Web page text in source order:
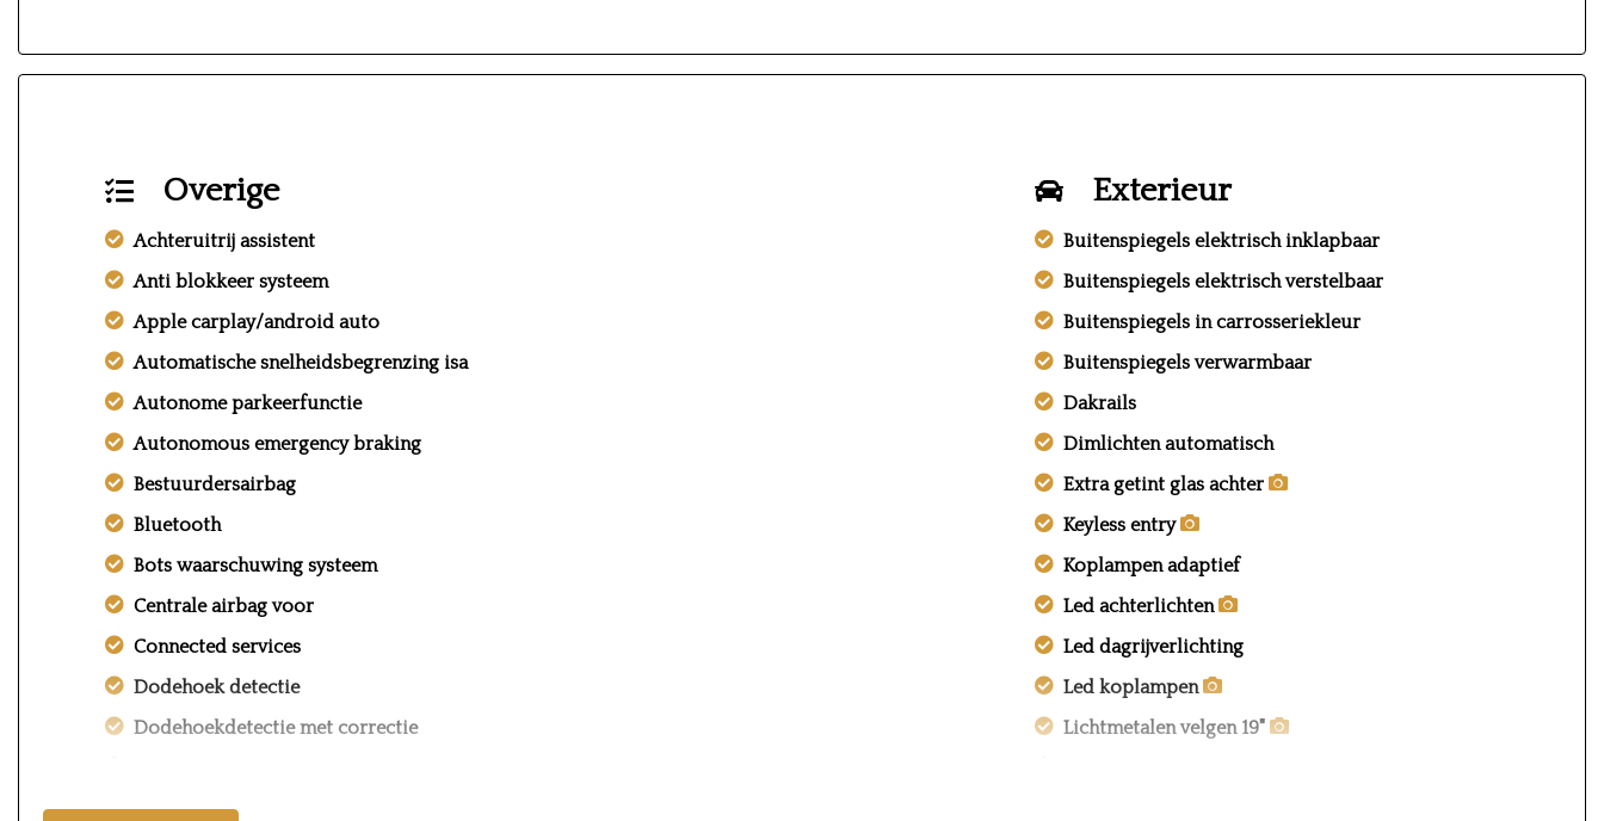
Overige
Achteruitrij assistent
Anti blokkeer systeem
Apple carplay/android auto
Automatische snelheidsbegrenzing isa
Autonome parkeerfunctie
Autonomous emergency braking
Bestuurdersairbag
Bluetooth
Bots waarschuwing systeem
Centrale airbag voor
Connected services
Dodehoek detectie
Dodehoekdetectie met correctie
Elektrisch bedienbare achterklep met sensorsturing
Exterieur
Buitenspiegels elektrisch inklapbaar
Buitenspiegels elektrisch verstelbaar
Buitenspiegels in carrosseriekleur
Buitenspiegels verwarmbaar
Dakrails
Dimlichten automatisch
Extra getint glas achter
Keyless entry
Koplampen adaptief
Led achterlichten
Led dagrijverlichting
Led koplampen
Lichtmetalen velgen 19"